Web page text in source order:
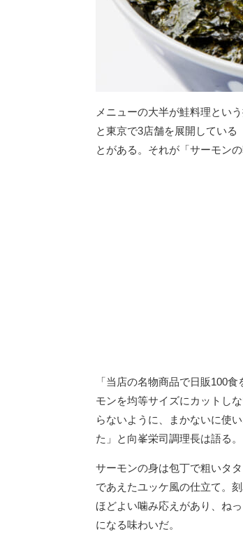
メニューの大半が鮭料理とい
と東京で3店舗を展開してい
とがある。それが「サーモン
「当店の名物商品で日販100
モンを均等サイズにカットし
らないように、まかないに使
た」と向峯栄司調理長は語る。
サーモンの身は包丁で粗いタ
であえたユッケ風の仕立て。
ほどよい噛み応えがあり、ね
になる味わいだ。